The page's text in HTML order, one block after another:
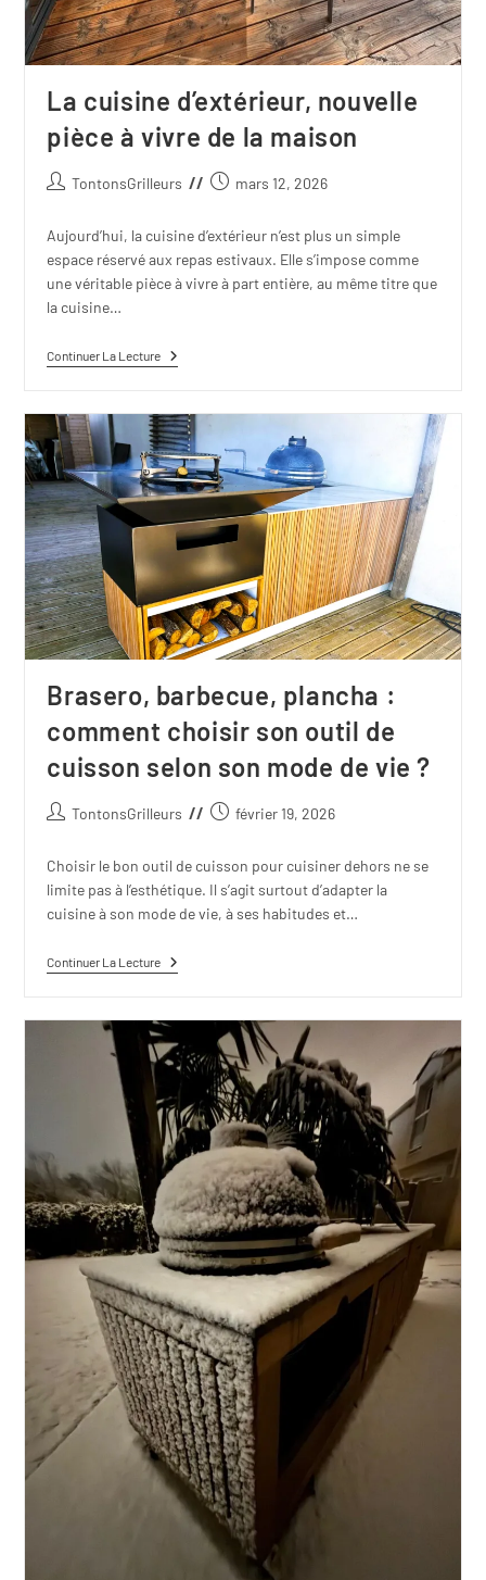
La cuisine d’extérieur, nouvelle
pièce à vivre de la maison
TontonsGrilleurs mars 12, 2026
Aujourd’hui, la cuisine d’extérieur n’est plus un simple
espace réservé aux repas estivaux. Elle s’impose comme
une véritable pièce à vivre à part entière, au même titre que
la cuisine…
Continuer La Lecture
Brasero, barbecue, plancha :
comment choisir son outil de
cuisson selon son mode de vie ?
TontonsGrilleurs février 19, 2026
Choisir le bon outil de cuisson pour cuisiner dehors ne se
limite pas à l’esthétique. Il s’agit surtout d’adapter la
cuisine à son mode de vie, à ses habitudes et…
Continuer La Lecture